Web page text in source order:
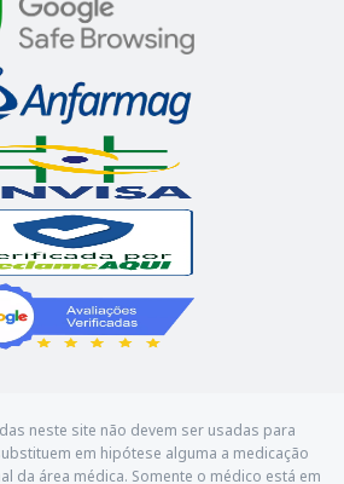
neste site não devem ser usadas para
em hipótese alguma a medicação
da área médica. Somente o médico está em